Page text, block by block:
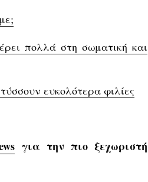
πολλά στη σωματική και
ευκολότερα φιλίες
για την πιο ξεχωριστή